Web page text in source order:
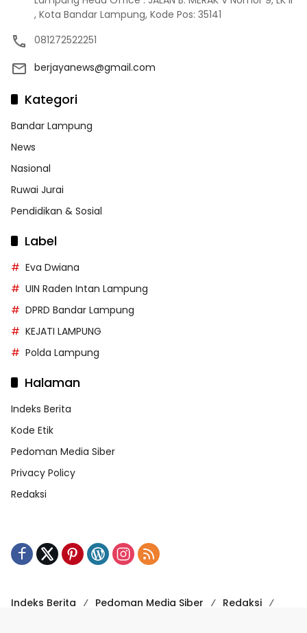
, Kota Bandar Lampung, Kode Pos: 35141
081272522251
berjayanews@gmail.com
Kategori
Bandar Lampung
News
Nasional
Ruwai Jurai
Pendidikan & Sosial
Label
Eva Dwiana
UIN Raden Intan Lampung
DPRD Bandar Lampung
KEJATI LAMPUNG
Polda Lampung
Halaman
Indeks Berita
Kode Etik
Pedoman Media Siber
Privacy Policy
Redaksi
Indeks Berita Pedoman Media Siber
Redaksi